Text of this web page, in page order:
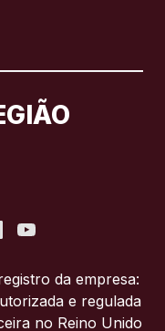
da empresa:
e regulada
no Reino Unido